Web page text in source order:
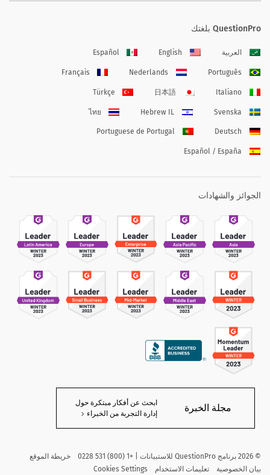
QuestionPro بلغتك
العربية English
Español
Português
Nederlands
Français
Italiano
日本語
Türkçe
Svenska
Hebrew IL
ไทย
Deutsch
Portuguese de Portugal
Español / España
الجوائز والشهادات
مجلة الخبرة
ابحث عن أفكار مبتكرة حول
إدارة التجربة من الخبراء
©
2026 برنامج QuestionPro للاستبيانات | +1 (800) 531 0228
خريطة الموقع
بيان الخصوصية
تعليمات الاستخدام Cookies Settings